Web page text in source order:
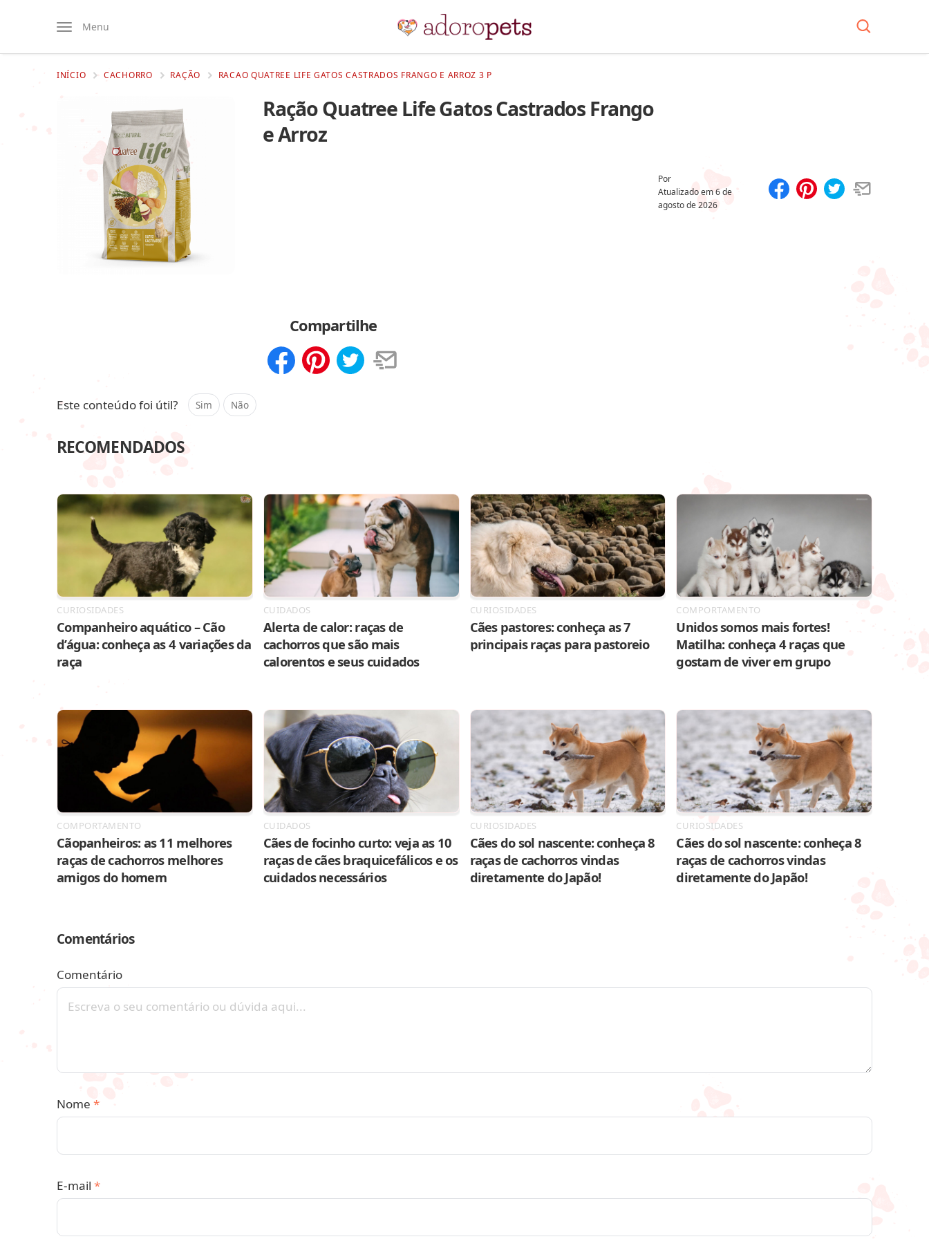
Menu
INÍCIO CACHORRO RAÇÃO RACAO QUATREE LIFE GATOS CASTRADOS FRANGO E ARROZ 3 P
Ração Quatree Life Gatos Castrados Frango
e Arroz
Por
Atualizado em6 de
agosto de 2026
Compartilhe
Este conteúdo foi útil? Sim Não
RECOMENDADOS
CURIOSIDADES
Companheiro aquático – Cão
d’água: conheça as 4 variações da
raça
CUIDADOS
Alerta de calor: raças de
cachorros que são mais
calorentos e seus cuidados
CURIOSIDADES
Cães pastores: conheça as 7
principais raças para pastoreio
COMPORTAMENTO
Unidos somos mais fortes!
Matilha: conheça 4 raças que
gostam de viver em grupo
COMPORTAMENTO
Cãopanheiros: as 11 melhores
raças de cachorros melhores
amigos do homem
CUIDADOS
Cães de focinho curto: veja as 10
raças de cães braquicefálicos e os
cuidados necessários
CURIOSIDADES
Cães do sol nascente: conheça 8
raças de cachorros vindas
diretamente do Japão!
CURIOSIDADES
Cães do sol nascente: conheça 8
raças de cachorros vindas
diretamente do Japão!
Comentários
Comentário
Nome *
E-mail *